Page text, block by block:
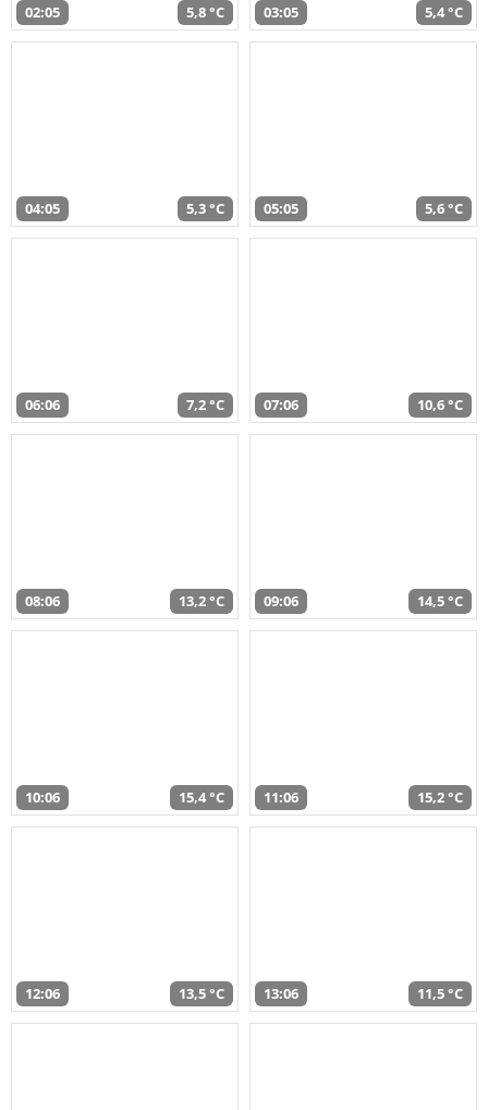
02:05 5,8 °C 03:05 5,4 °C
04:05 5,3 °C 05:05 5,6 °C
06:06 7,2 °C 07:06 10,6 °C
08:06 13,2 °C 09:06 14,5 °C
10:06 15,4 °C 11:06 15,2 °C
12:06 13,5 °C 13:06 11,5 °C